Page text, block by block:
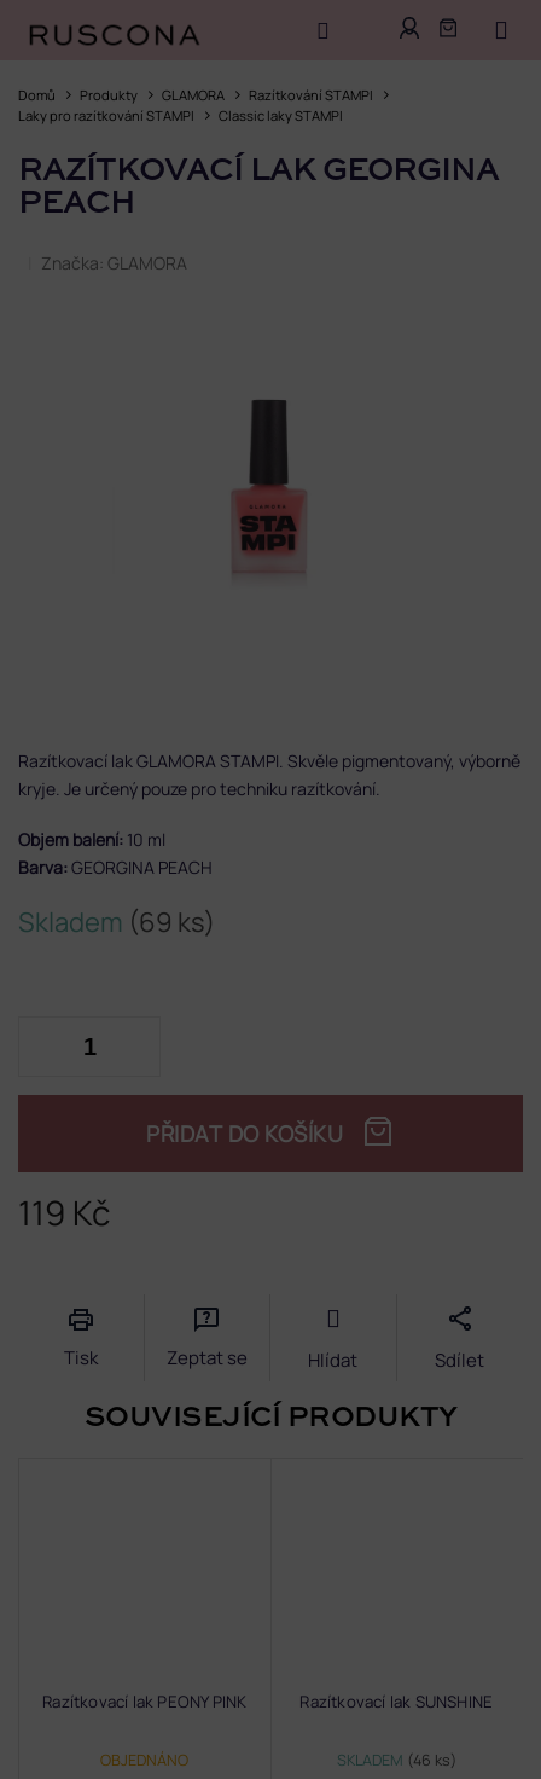
obsah
Domů Produkty GLAMORA
Razítkování STAMPI
Laky pro razítkování STAMPI
Classic laky STAMPI
RAZÍTKOVACÍ LAK GEORGINA
PEACH
Značka: GLAMORA
119 Kč
Skladem (69 ks)
PŘIDAT DO KOŠÍKU
Razítkovací lak GLAMORA STAMPI. Skvěle pigmentovaný, výborně
kryje. Je určený pouze pro techniku razítkování.
Objem balení: 10 ml
Barva: GEORGINA PEACH
Tisk Zeptat se Hlídat Sdílet
SOUVISEJÍCÍ PRODUKTY
Razítkovací lak PEONY PINK
OBJEDNÁNO
Razítkovací lak SUNSHINE
SKLADEM (46 ks)